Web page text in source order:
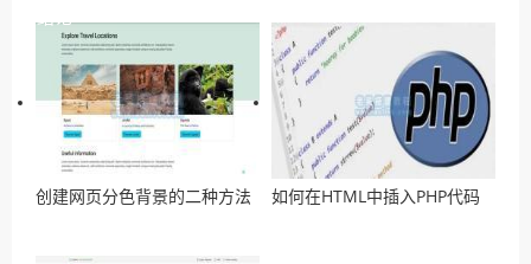
创建网页分色背景的二种方法 如何在HTML中插入PHP代码